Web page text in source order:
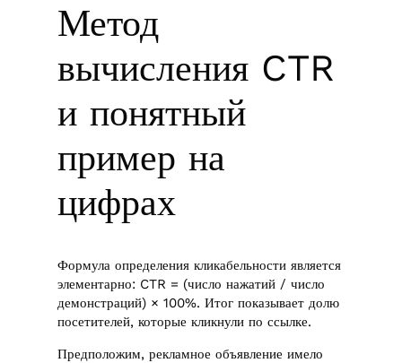
Метод
вычисления CTR
и понятный
пример на
цифрах
Формула определения кликабельности является
элементарно: CTR = (число нажатий / число
демонстраций) × 100%. Итог показывает долю
посетителей, которые кликнули по ссылке.
Предположим, рекламное объявление имело